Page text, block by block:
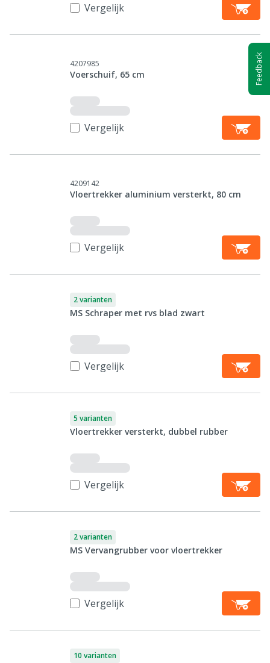
Vergelijk
4207985
Voerschuif, 65 cm
Vergelijk
4209142
Vloertrekker aluminium versterkt, 80 cm
Vergelijk
2 varianten
MS Schraper met rvs blad zwart
Vergelijk
5 varianten
Vloertrekker versterkt, dubbel rubber
Vergelijk
2 varianten
MS Vervangrubber voor vloertrekker
Vergelijk
10 varianten
Feedback